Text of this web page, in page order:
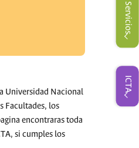
Universidad Nacional
Facultades, los
encontraras toda
si cumples los
Servicios
Submenu for "Servicios"ICTA
Submenu for "ICTA"